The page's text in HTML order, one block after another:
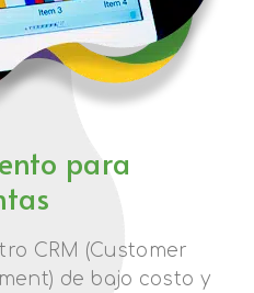
para
CRM (Customer
de bajo costo y